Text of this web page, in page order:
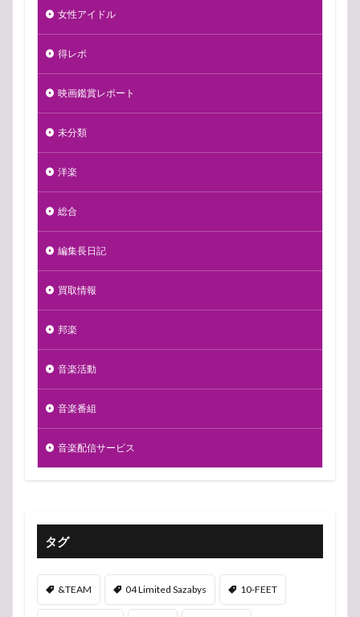
女性アイドル
得レポ
映画鑑賞レポート
未分類
洋楽
総合
編集長日記
買取情報
邦楽
音楽活動
音楽番組
音楽配信サービス
タグ
&TEAM 04 Limited Sazabys 10-FEET